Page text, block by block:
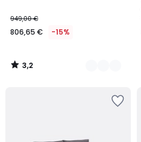
949,00 €
806,65 € -15%
3,2
/